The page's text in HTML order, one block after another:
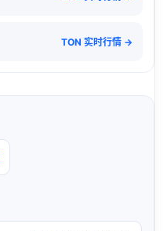
TON 实时行情 →